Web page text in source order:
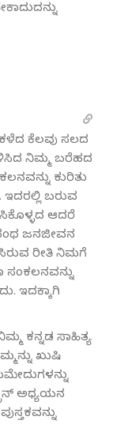
ಕೆಲವು ಸಲದ
ನಿಮ್ಮ ಬರೆಹದ
ಕುರಿತು
ಬರುವ
ಆದರೆ
ಜನಜೀವನ
ರೀತಿ ನಿಮಗೆ
ಸಂಕಲನವನ್ನು
ಇದಕ್ಕಾಗಿ
ಕನ್ನಡ ಸಾಹಿತ್ಯ
ಖುಷಿ
ಅಧ್ಯಯನ